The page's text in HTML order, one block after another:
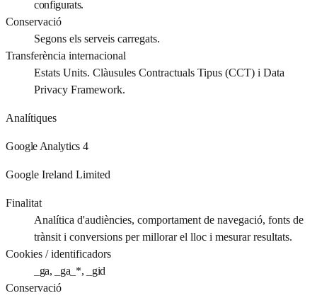
configurats.
Conservació
Segons els serveis carregats.
Transferència internacional
Estats Units. Clàusules Contractuals Tipus (CCT) i Data
Privacy Framework.
Analítiques
Google Analytics 4
Google Ireland Limited
Finalitat
Analítica d'audiències, comportament de navegació, fonts de
trànsit i conversions per millorar el lloc i mesurar resultats.
Cookies / identificadors
_ga, _ga_*, _gid
Conservació